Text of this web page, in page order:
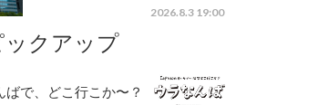
2026.8.3 19:00
ックアップ
ばで、どこ行こか〜？